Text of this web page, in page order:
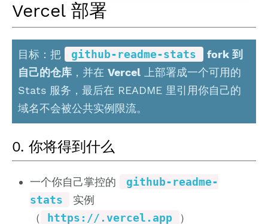
Vercel 部署
目标：把 github-readme-stats
fork 到
自己的仓库 ，并在 Vercel 上部署成一个可用的
Stats 服务，最后在 README 里引用你自己的
域名不会被公共实例限流。
0. 你将得到什么
一个你自己掌控的
github-readme-
stats
实例
（
https://.vercel.app
）